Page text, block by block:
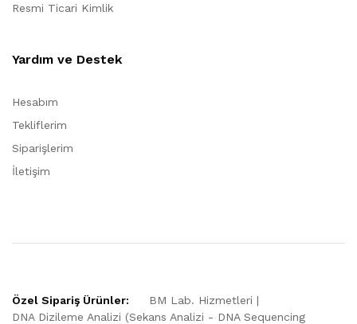
Resmi Ticari Kimlik
Yardım ve Destek
Hesabım
Tekliflerim
Siparişlerim
İletişim
Özel Sipariş Ürünler:
BM Lab. Hizmetleri
DNA Dizileme Analizi (Sekans Analizi - DNA Sequencing